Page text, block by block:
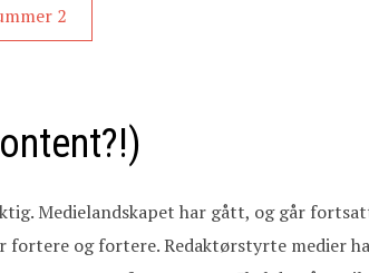
2
Medielandskapet har gått, og går
fortere og fortere. Redaktørstyrte medier